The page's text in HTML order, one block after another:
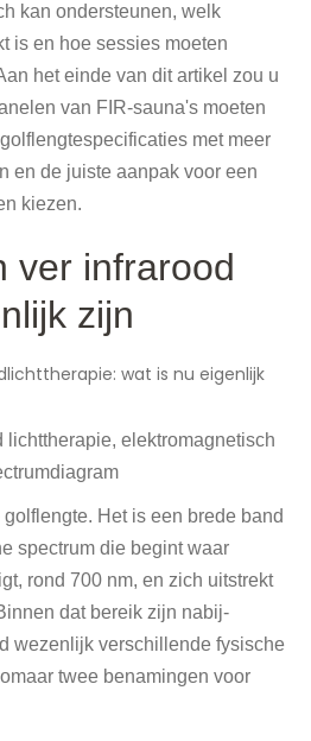
kan ondersteunen, welk
is en hoe sessies moeten
het einde van dit artikel zou u
van FIR-sauna's moeten
met meer
en de juiste aanpak voor een
kiezen.
ver infrarood
zijn
lichttherapie, elektromagnetisch
Het is een brede band
spectrum die begint waar
rond 700 nm, en zich uitstrekt
dat bereik zijn nabij-
wezenlijk verschillende fysische
twee benamingen voor